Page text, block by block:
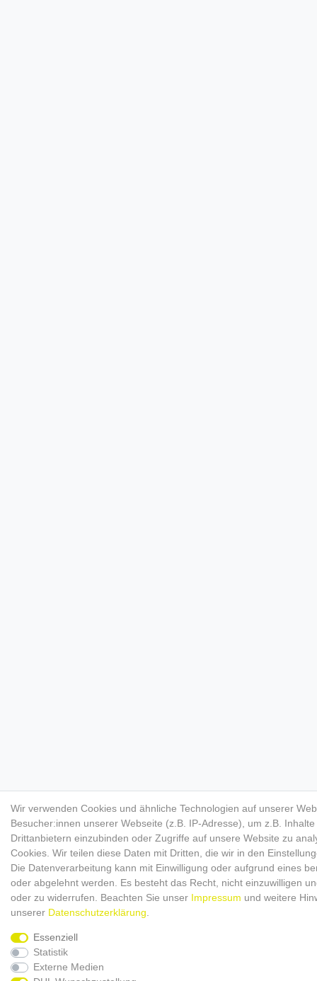
Wir verwenden Cookies und ähnliche Technologien auf unserer
Besucher:innen unserer Webseite (z.B. IP-Adresse), um z.B.
Drittanbietern einzubinden oder Zugriffe auf unsere Website zu
Cookies. Wir teilen diese Daten mit Dritten, die wir in den
Die Datenverarbeitung kann mit Einwilligung oder aufgrund eines
oder abgelehnt werden. Es besteht das Recht, nicht einzuwilligen
oder zu widerrufen. Beachten Sie unser Impressum und weitere
unserer Daten­schutz­erklärung
Essenziell
Statistik
Externe Medien